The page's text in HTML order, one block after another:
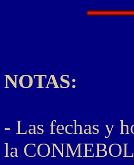
NOTAS:
- Las fechas y
la